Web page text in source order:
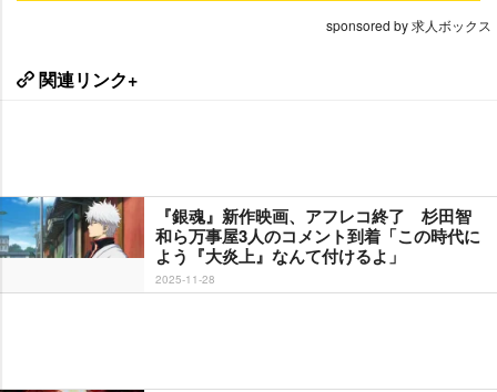
sponsored by 求人ボックス
関連リンク+
『銀魂』新作映画、アフレコ終了 杉田智
和ら万事屋3人のコメント到着「この時代に
よう『大炎上』なんて付けるよ」
2025-11-28